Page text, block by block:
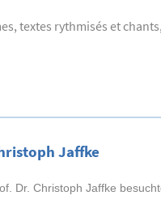
textes rythmisés et
Jaffke
Dr. Christoph Jaffke